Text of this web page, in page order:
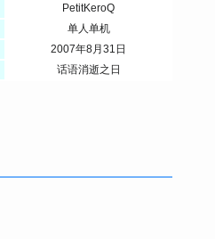
PetitKeroQ
单人单机
2007年8月31日
话语消逝之日